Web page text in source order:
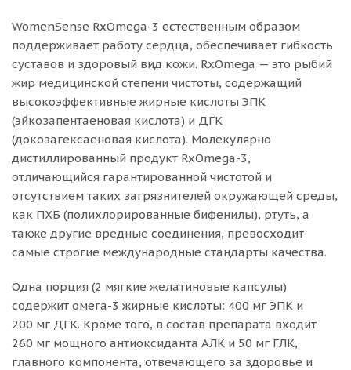
WomenSense RxOmega-3 естественным образом
поддерживает работу сердца, обеспечивает гибкость
суставов и здоровый вид кожи. RxOmega — это рыбий
жир медицинской степени чистоты, содержащий
высокоэффективные жирные кислоты ЭПК
(эйкозапентаеновая кислота) и ДГК
(докозагексаеновая кислота). Молекулярно
дистиллированный продукт RxOmega-3,
отличающийся гарантированной чистотой и
отсутствием таких загрязнителей окружающей среды,
как ПХБ (полихлорированные бифенилы), ртуть, а
также другие вредные соединения, превосходит
самые строгие международные стандарты качества.
Одна порция (2 мягкие желатиновые капсулы)
содержит омега-3 жирные кислоты: 400 мг ЭПК и
200 мг ДГК. Кроме того, в состав препарата входит
260 мг мощного антиоксиданта АЛК и 50 мг ГЛК,
главного компонента, отвечающего за здоровье и